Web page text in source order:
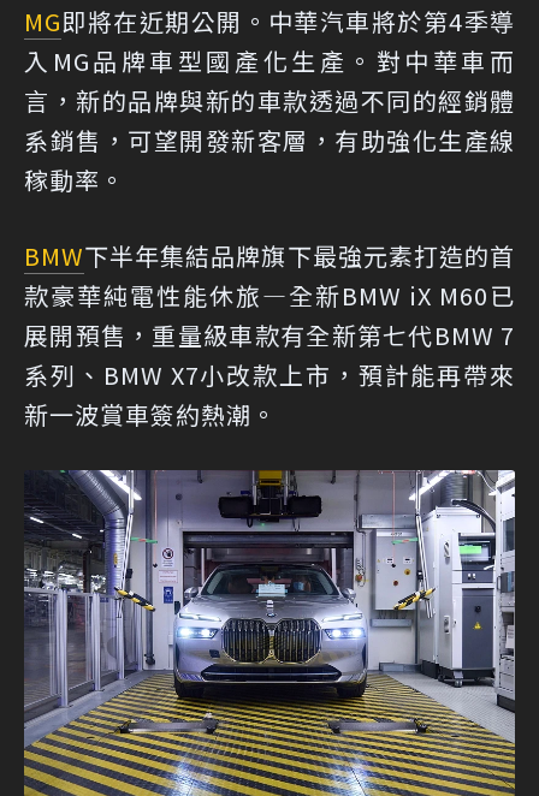
MG即將在近期公開。中華汽車將於第4季導
入MG品牌車型國產化生產。對中華車而
言，新的品牌與新的車款透過不同的經銷體
系銷售，可望開發新客層，有助強化生產線
稼動率。
BMW下半年集結品牌旗下最強元素打造的首
款豪華純電性能休旅—全新BMW iX M60已
展開預售，重量級車款有全新第七代BMW 7
系列、BMW X7小改款上市，預計能再帶來
新一波賞車簽約熱潮。